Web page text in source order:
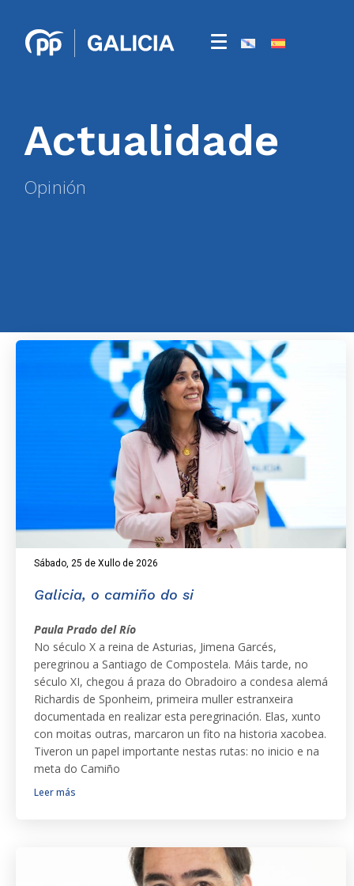
Actualidade
Opinión
Sábado, 25 de Xullo de 2026
Galicia, o camiño do si
Paula Prado del Río
No século X a reina de Asturias, Jimena Garcés,
peregrinou a Santiago de Compostela. Máis tarde, no
século XI, chegou á praza do Obradoiro a condesa alemá
Richardis de Sponheim, primeira muller estranxeira
documentada en realizar esta peregrinación. Elas, xunto
con moitas outras, marcaron un fito na historia xacobea.
Tiveron un papel importante nestas rutas: no inicio e na
meta do Camiño
Leer más